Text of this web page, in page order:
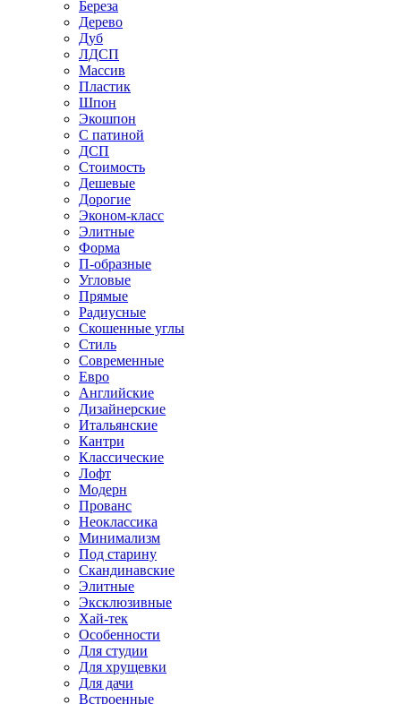
Береза
Дерево
Дуб
ЛДСП
Массив
Пластик
Шпон
Экошпон
С патиной
ДСП
Стоимость
Дешевые
Дорогие
Эконом-класс
Элитные
Форма
П-образные
Угловые
Прямые
Радиусные
Скошенные углы
Стиль
Современные
Евро
Английские
Дизайнерские
Итальянские
Кантри
Классические
Лофт
Модерн
Прованс
Неоклассика
Минимализм
Под старину
Скандинавские
Элитные
Эксклюзивные
Хай-тек
Особенности
Для студии
Для хрущевки
Для дачи
Встроенные